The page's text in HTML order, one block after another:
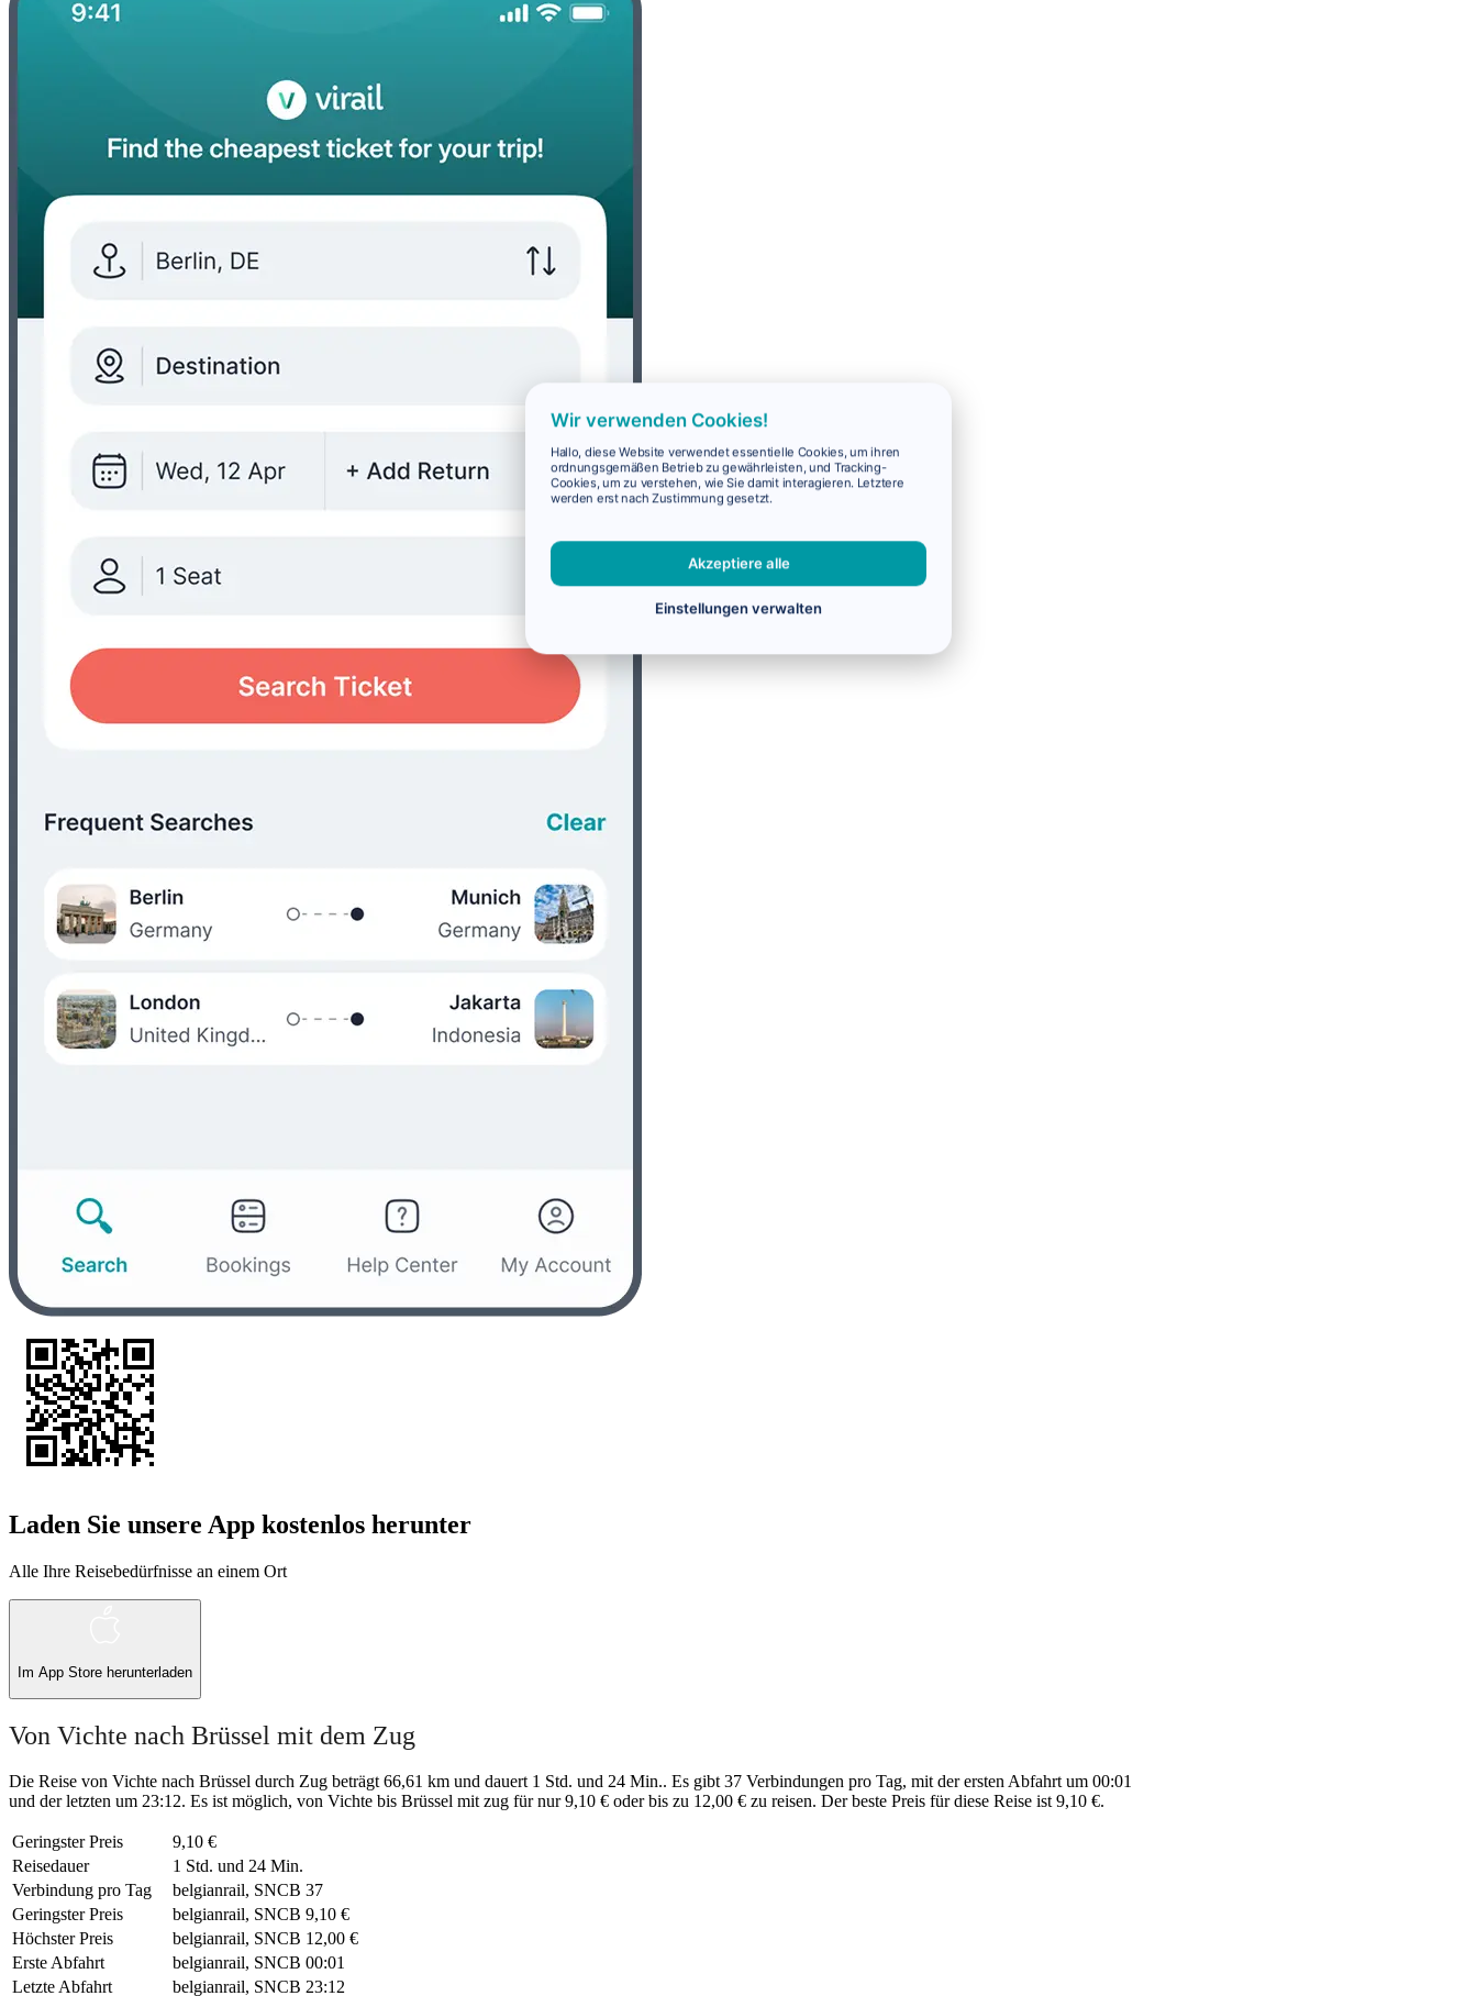
Laden Sie unsere App kostenlos herunter
Alle Ihre Reisebedürfnisse an einem Ort
Im App Store herunterladen
Von Vichte nach Brüssel mit dem Zug
Die Reise von Vichte nach Brüssel durch Zug beträgt 66,61 km und dauert 1 Std. und 24 Min.. Es gibt 37 Verbindungen pro Tag, mit der ersten Abfahrt um 00:01
und der letzten um 23:12. Es ist möglich, von Vichte bis Brüssel mit zug für nur 9,10 € oder bis zu 12,00 € zu reisen. Der beste Preis für diese Reise ist 9,10 €.
Geringster Preis
9,10 €
Reisedauer
1 Std. und 24 Min.
Verbindung pro Tag
belgianrail, SNCB 37
Geringster Preis
belgianrail, SNCB 9,10 €
Höchster Preis
belgianrail, SNCB 12,00 €
Erste Abfahrt
belgianrail, SNCB 00:01
Letzte Abfahrt
belgianrail, SNCB 23:12
Wir verwenden Cookies!
Hallo, diese Website verwendet essentielle Cookies, um ihren
ordnungsgemäßen Betrieb zu gewährleisten, und Tracking-
Cookies, um zu verstehen, wie Sie damit interagieren. Letztere
werden erst nach Zustimmung gesetzt.
Akzeptiere alle
Einstellungen verwalten